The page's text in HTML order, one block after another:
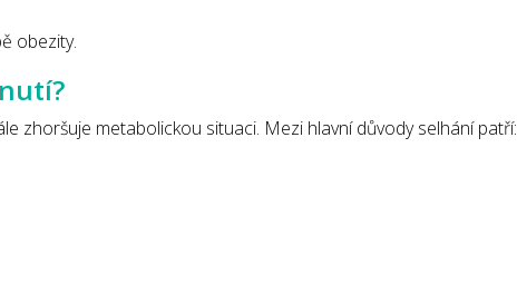
obezity.
zhoršuje metabolickou situaci. Mezi hlavní důvody selhání patří: